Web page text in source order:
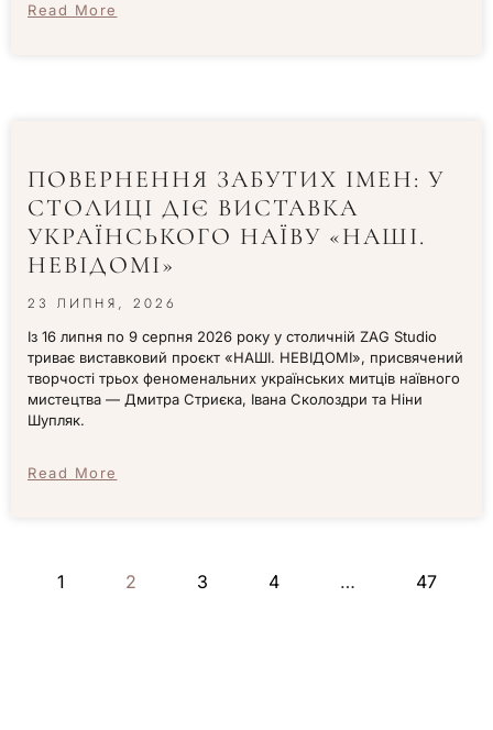
Read More
ПОВЕРНЕННЯ ЗАБУТИХ ІМЕН: У
СТОЛИЦІ ДІЄ ВИСТАВКА
УКРАЇНСЬКОГО НАЇВУ «НАШІ.
НЕВІДОМІ»
23 ЛИПНЯ, 2026
Із 16 липня по 9 серпня 2026 року у столичній ZAG Studio
триває виставковий проєкт «НАШІ. НЕВІДОМІ», присвячений
творчості трьох феноменальних українських митців наївного
мистецтва — Дмитра Стриєка, Івана Сколоздри та Ніни
Шупляк.
Read More
1 2 3 4 … 47